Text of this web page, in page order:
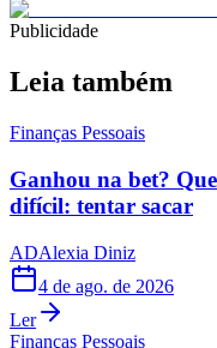
Publicidade
Leia também
Finanças Pessoais
Ganhou na bet?
difícil: tentar sacar
ADAlexia Diniz
4 de ago. de 2026
Ler
Finanças Pessoais